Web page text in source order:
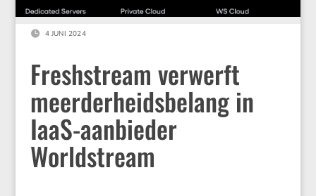
 4 JUNI 2024
Freshstream verwerft
meerderheidsbelang in
IaaS-aanbieder
Worldstream